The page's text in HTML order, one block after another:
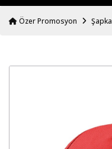
Özer Promosyon Şapka